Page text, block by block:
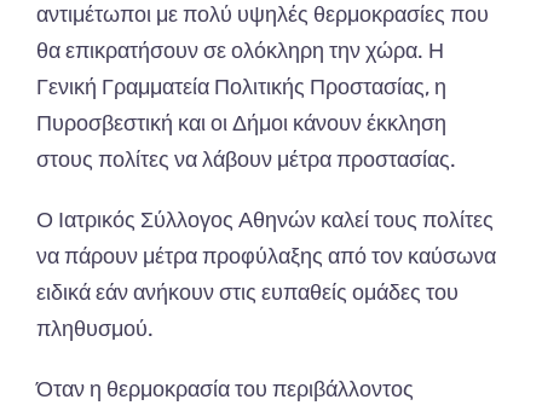
αντιμέτωποι με πολύ υψηλές θερμοκρασίες που
θα επικρατήσουν σε ολόκληρη την χώρα. Η
Γενική Γραμματεία Πολιτικής Προστασίας, η
Πυροσβεστική και οι Δήμοι κάνουν έκκληση
στους πολίτες να λάβουν μέτρα προστασίας.
Ο Ιατρικός Σύλλογος Αθηνών καλεί τους πολίτες
να πάρουν μέτρα προφύλαξης από τον καύσωνα
ειδικά εάν ανήκουν στις ευπαθείς ομάδες του
πληθυσμού.
Όταν η θερμοκρασία του περιβάλλοντος